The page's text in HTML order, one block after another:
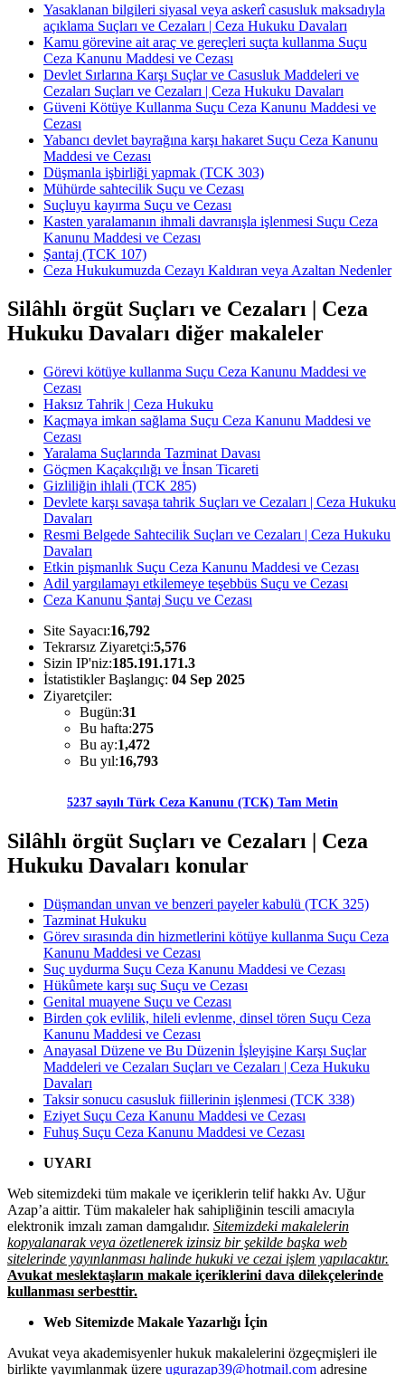
Yasaklanan bilgileri siyasal veya askerî casusluk maksadıyla
açıklama Suçları ve Cezaları | Ceza Hukuku Davaları
Kamu görevine ait araç ve gereçleri suçta kullanma Suçu
Ceza Kanunu Maddesi ve Cezası
Devlet Sırlarına Karşı Suçlar ve Casusluk Maddeleri ve
Cezaları Suçları ve Cezaları | Ceza Hukuku Davaları
Güveni Kötüye Kullanma Suçu Ceza Kanunu Maddesi ve
Cezası
Yabancı devlet bayrağına karşı hakaret Suçu Ceza Kanunu
Maddesi ve Cezası
Düşmanla işbirliği yapmak (TCK 303)
Mühürde sahtecilik Suçu ve Cezası
Suçluyu kayırma Suçu ve Cezası
Kasten yaralamanın ihmali davranışla işlenmesi Suçu Ceza
Kanunu Maddesi ve Cezası
Şantaj (TCK 107)
Ceza Hukukumuzda Cezayı Kaldıran veya Azaltan Nedenler
Silâhlı örgüt Suçları ve Cezaları | Ceza
Hukuku Davaları diğer makaleler
Görevi kötüye kullanma Suçu Ceza Kanunu Maddesi ve
Cezası
Haksız Tahrik | Ceza Hukuku
Kaçmaya imkan sağlama Suçu Ceza Kanunu Maddesi ve
Cezası
Yaralama Suçlarında Tazminat Davası
Göçmen Kaçakçılığı ve İnsan Ticareti
Gizliliğin ihlali (TCK 285)
Devlete karşı savaşa tahrik Suçları ve Cezaları | Ceza Hukuku
Davaları
Resmi Belgede Sahtecilik Suçları ve Cezaları | Ceza Hukuku
Davaları
Etkin pişmanlık Suçu Ceza Kanunu Maddesi ve Cezası
Adil yargılamayı etkilemeye teşebbüs Suçu ve Cezası
Ceza Kanunu Şantaj Suçu ve Cezası
Site Sayacı:16,792
Tekrarsız Ziyaretçi:5,576
Sizin IP'niz:185.191.171.3
İstatistikler Başlangıç: 04 Sep 2025
Ziyaretçiler:
Bugün:31
Bu hafta:275
Bu ay:1,472
Bu yıl:16,793
5237 sayılı Türk Ceza Kanunu (TCK) Tam Metin
Silâhlı örgüt Suçları ve Cezaları | Ceza
Hukuku Davaları konular
Düşmandan unvan ve benzeri payeler kabulü (TCK 325)
Tazminat Hukuku
Görev sırasında din hizmetlerini kötüye kullanma Suçu Ceza
Kanunu Maddesi ve Cezası
Suç uydurma Suçu Ceza Kanunu Maddesi ve Cezası
Hükûmete karşı suç Suçu ve Cezası
Genital muayene Suçu ve Cezası
Birden çok evlilik, hileli evlenme, dinsel tören Suçu Ceza
Kanunu Maddesi ve Cezası
Anayasal Düzene ve Bu Düzenin İşleyişine Karşı Suçlar
Maddeleri ve Cezaları Suçları ve Cezaları | Ceza Hukuku
Davaları
Taksir sonucu casusluk fiillerinin işlenmesi (TCK 338)
Eziyet Suçu Ceza Kanunu Maddesi ve Cezası
Fuhuş Suçu Ceza Kanunu Maddesi ve Cezası
UYARI
Web sitemizdeki tüm makale ve içeriklerin telif hakkı Av. Uğur
Azap’a aittir. Tüm makaleler hak sahipliğinin tescili amacıyla
elektronik imzalı zaman damgalıdır. Sitemizdeki makalelerin
kopyalanarak veya özetlenerek izinsiz bir şekilde başka web
sitelerinde yayınlanması halinde hukuki ve cezai işlem yapılacaktır.
Avukat meslektaşların makale içeriklerini dava dilekçelerinde
kullanması serbesttir.
Web Sitemizde Makale Yazarlığı İçin
Avukat veya akademisyenler hukuk makalelerini özgeçmişleri ile
birlikte yayımlanmak üzere ugurazap39@hotmail.com adresine